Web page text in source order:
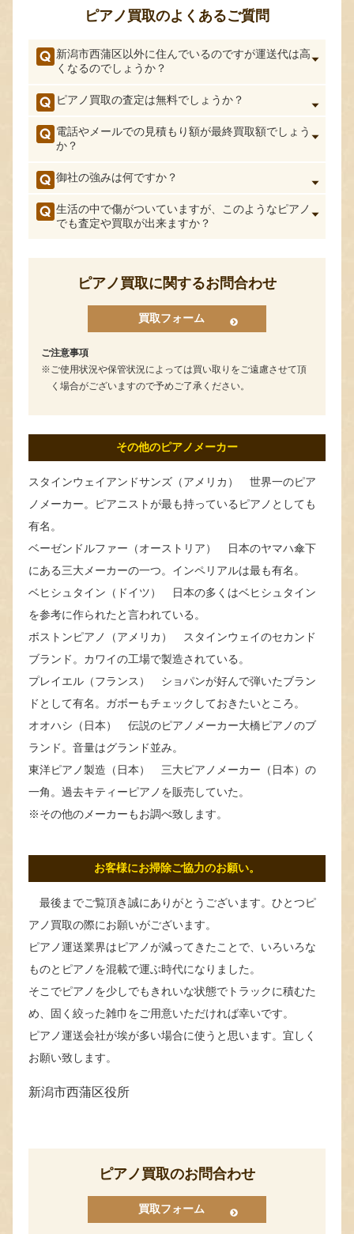
ピアノ買取のよくあるご質問
新潟市西蒲区以外に住んでいるのですが運送代は高
くなるのでしょうか？
ピアノ買取の査定は無料でしょうか？
電話やメールでの見積もり額が最終買取額でしょう
か？
御社の強みは何ですか？
生活の中で傷がついていますが、このようなピアノ
でも査定や買取が出来ますか？
ピアノ買取に関するお問合わせ
買取フォーム
ご注意事項
ご使用状況や保管状況によっては買い取りをご遠慮させて頂
く場合がございますので予めご了承ください。
その他のピアノメーカー
スタインウェイアンドサンズ（アメリカ） 世界一のピア
ノメーカー。ピアニストが最も持っているピアノとしても
有名。
ベーゼンドルファー（オーストリア） 日本のヤマハ傘下
にある三大メーカーの一つ。インペリアルは最も有名。
ベヒシュタイン（ドイツ） 日本の多くはベヒシュタイン
を参考に作られたと言われている。
ボストンピアノ（アメリカ） スタインウェイのセカンド
ブランド。カワイの工場で製造されている。
プレイエル（フランス） ショパンが好んで弾いたブラン
ドとして有名。ガボーもチェックしておきたいところ。
オオハシ（日本） 伝説のピアノメーカー大橋ピアノのブ
ランド。音量はグランド並み。
東洋ピアノ製造（日本） 三大ピアノメーカー（日本）の
一角。過去キティーピアノを販売していた。
※その他のメーカーもお調べ致します。
お客様にお掃除ご協力のお願い。
最後までご覧頂き誠にありがとうございます。ひとつピ
アノ買取の際にお願いがございます。
ピアノ運送業界はピアノが減ってきたことで、いろいろな
ものとピアノを混載で運ぶ時代になりました。
そこでピアノを少しでもきれいな状態でトラックに積むた
め、固く絞った雑巾をご用意いただければ幸いです。
ピアノ運送会社が埃が多い場合に使うと思います。宜しく
お願い致します。
新潟市西蒲区役所
ピアノ買取のお問合わせ
買取フォーム